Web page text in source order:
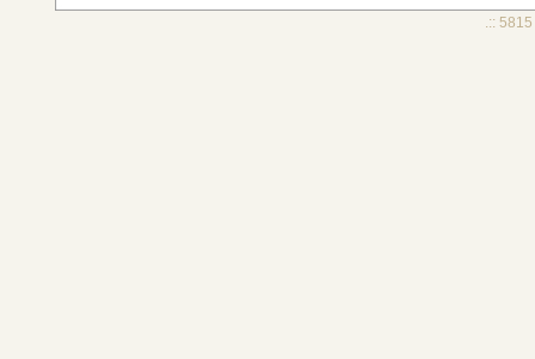
.::